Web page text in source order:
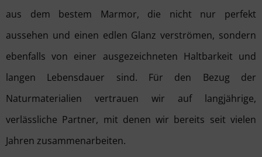
aus dem bestem Marmor, die nicht nur perfekt
aussehen und einen edlen Glanz verströmen, sondern
ebenfalls von einer ausgezeichneten Haltbarkeit und
langen Lebensdauer sind. Für den Bezug der
Naturmaterialien vertrauen wir auf langjährige,
verlässliche Partner, mit denen wir bereits seit vielen
Jahren zusammenarbeiten.